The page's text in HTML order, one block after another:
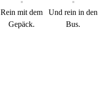
Rein mit dem
Gepäck.
Und rein in den
Bus.